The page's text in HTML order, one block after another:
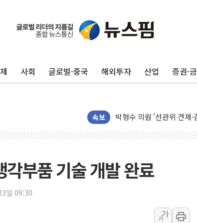
사회 글로벌·중국 해외투자 산업 증권·
속보
삼성전자, 美국립연구소
롯데백화점, 앰배서더 2
한수원 "폭염 속 전력수
장동혁, 李 대통령에 "결
정부, 독도 조사활동 日
서울 38도 폭염에 온열질
[부고] 이승영(한림제약
'상품권 사면 대출 가능'
부품 기술 개발 완료
일 09:30
가
가